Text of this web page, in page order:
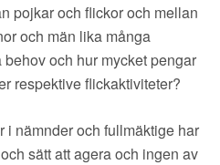
pojkar och flickor och mellan
och män lika många
och hur mycket pengar
respektive flickaktiviteter?
i nämnder och fullmäktige har
sätt att agera och ingen av